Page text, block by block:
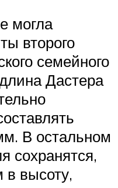
могла
второго
семейного
Дастера
В остальном
сохранятся,
в высоту,